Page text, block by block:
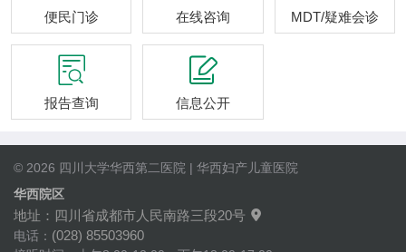
便民门诊 在线咨询 MDT/疑难会诊

报告查询

信息公开
© 2026 四川大学华西第二医院 | 华西妇产儿童医院
华西院区
地址：四川省成都市人民南路三段20号 
电话： (028) 85503960